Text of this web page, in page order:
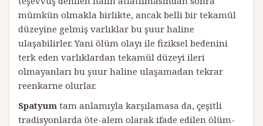
mümkün olmakla birlikte, ancak belli bir tekamül
düzeyine gelmiş varlıklar bu şuur haline
ulaşabilirler. Yani ölüm olayı ile fiziksel bedenini
terk eden varlıklardan tekamül düzeyi ileri
olmayanları bu şuur haline ulaşamadan tekrar
reenkarne olurlar.
Spatyum tam anlamıyla karşılamasa da, çeşitli
tradisyonlarda öte-alem olarak ifade edilen ölüm-